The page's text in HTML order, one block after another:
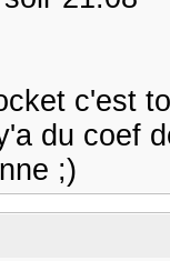
c'est
du coef
;)